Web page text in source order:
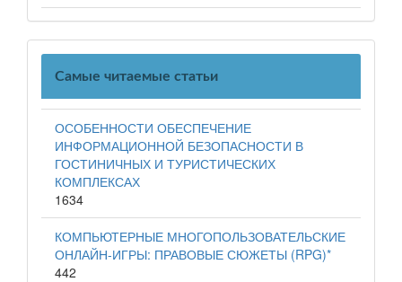
Самые читаемые статьи
ОСОБЕННОСТИ ОБЕСПЕЧЕНИЕ
ИНФОРМАЦИОННОЙ БЕЗОПАСНОСТИ В
ГОСТИНИЧНЫХ И ТУРИСТИЧЕСКИХ
КОМПЛЕКСАХ
1634
КОМПЬЮТЕРНЫЕ МНОГОПОЛЬЗОВАТЕЛЬСКИЕ
ОНЛАЙН-ИГРЫ: ПРАВОВЫЕ СЮЖЕТЫ (RPG)*
442